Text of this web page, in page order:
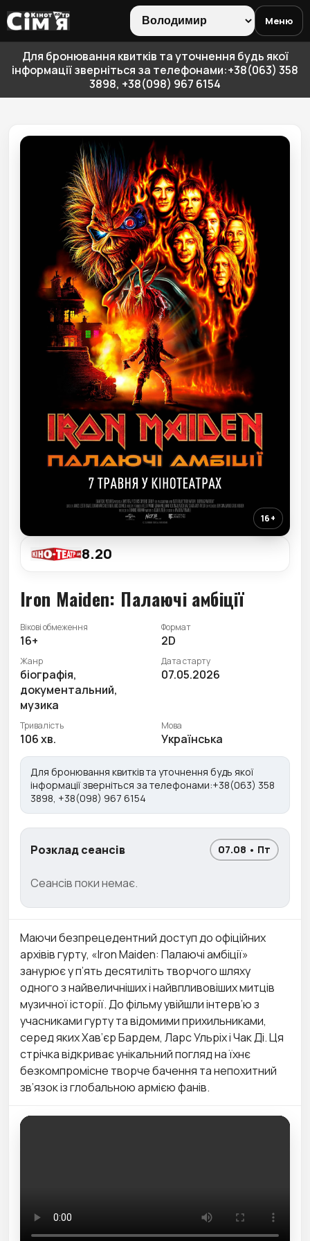
Меню
Для бронювання квитків та уточнення будь якої
інформації зверніться за телефонами:+38(063) 358
3898, +38(098) 967 6154
16+
8.20
Iron Maiden: Палаючі амбіції
Вікові обмеження
16+
Формат
2D
Жанр
біографія,
документальний,
музика
Дата старту
07.05.2026
Тривалість
106 хв.
Мова
Українська
Для бронювання квитків та уточнення будь якої
інформації зверніться за телефонами:+38(063) 358
3898, +38(098) 967 6154
Розклад сеансів 07.08 • Пт
Сеансів поки немає.
Маючи безпрецедентний доступ до офіційних
архівів гурту, «Iron Maiden: Палаючі амбіції»
занурює у п’ять десятиліть творчого шляху
одного з найвеличніших і найвпливовіших митців
музичної історії. До фільму увійшли інтерв’ю з
учасниками гурту та відомими прихильниками,
серед яких Хав’єр Бардем, Ларс Ульріх і Чак Ді. Ця
стрічка відкриває унікальний погляд на їхнє
безкомпромісне творче бачення та непохитний
зв’язок із глобальною армією фанів.